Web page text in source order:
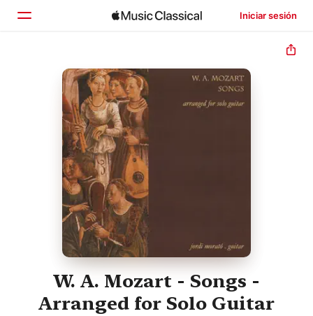
Iniciar sesión
Inicio
Explorar
Buscar
W. A. Mozart - Songs -
Arranged for Solo Guitar